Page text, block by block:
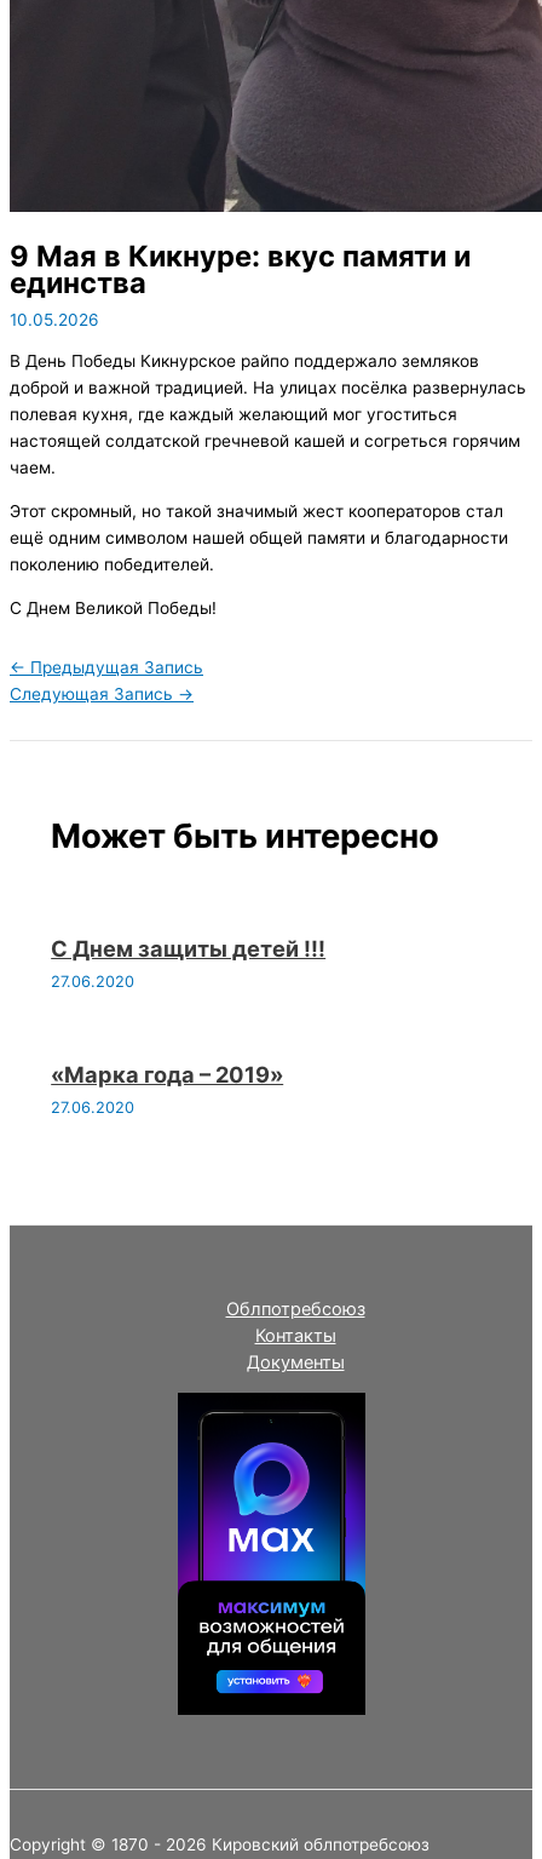
9 Мая в Кикнуре: вкус памяти и
единства
10.05.2026
В День Победы Кикнурское райпо поддержало земляков
доброй и важной традицией. На улицах посёлка развернулась
полевая кухня, где каждый желающий мог угоститься
настоящей солдатской гречневой кашей и согреться горячим
чаем.
Этот скромный, но такой значимый жест кооператоров стал
ещё одним символом нашей общей памяти и благодарности
поколению победителей.
С Днем Великой Победы!
← Предыдущая Запись
Следующая Запись →
Может быть интересно
С Днем защиты детей !!!
27.06.2020
«Марка года – 2019»
27.06.2020
Облпотребсоюз
Контакты
Документы
Copyright © 1870 - 2026 Кировский облпотребсоюз